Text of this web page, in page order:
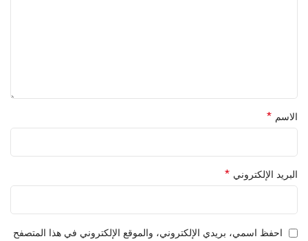
الاسم *
البريد الإلكتروني *
احفظ اسمي، بريدي الإلكتروني، والموقع الإلكتروني في هذا المتصفح